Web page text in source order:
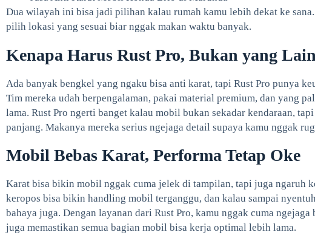
Dua wilayah ini bisa jadi pilihan kalau rumah kamu lebih dekat ke
pilih lokasi yang sesuai biar nggak makan waktu banyak.
Kenapa Harus Rust Pro, Bukan yang
Ada banyak bengkel yang ngaku bisa anti karat, tapi Rust Pro punya
Tim mereka udah berpengalaman, pakai material premium, dan yang
lama. Rust Pro ngerti banget kalau mobil bukan sekadar kendaraan,
panjang. Makanya mereka serius ngejaga detail supaya kamu nggak
Mobil Bebas Karat, Performa Tetap Oke
Karat bisa bikin mobil nggak cuma jelek di tampilan, tapi juga ngaruh
keropos bisa bikin handling mobil terganggu, dan kalau sampai
bahaya juga. Dengan layanan dari Rust Pro, kamu nggak cuma
juga memastikan semua bagian mobil bisa kerja optimal lebih lama.